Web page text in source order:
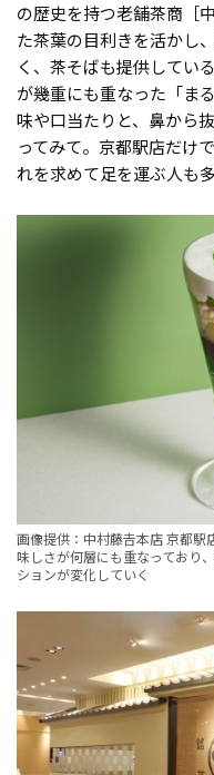
の歴史を持つ老舗茶商［
た茶葉の目利きを活かし
く、茶そばも提供してい
が幾重にも重なった「ま
味や口当たりと、鼻から
ってみて。京都駅店だけ
れを求めて足を運ぶ人も
画像提供：中村藤𠮷本店 京都
味しさが何層にも重なっており
ションが変化していく